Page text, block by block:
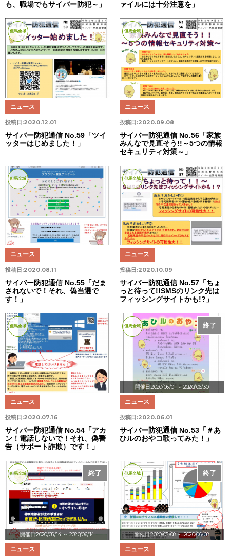
も、職場でもサイバー防犯～」 ァイルには十分注意を」
但馬全域
投稿日:2020.12.01
ニュース
サイバー防犯通信 No.59「ツイ
ッターはじめました！」
但馬全域
投稿日:2020.09.08
ニュース
サイバー防犯通信 No.56「家族
みんなで見直そう!!～5つの情報
セキュリティ対策～」
但馬全域
投稿日:2020.08.11
ニュース
サイバー防犯通信 No.55「だま
されないで！それ、偽当選で
す！」
但馬全域
投稿日:2020.10.09
ニュース
サイバー防犯通信 No.57「ちょ
っと待って!!SMSのリンク先は
フィッシングサイトかも!?」
但馬全域
投稿日:2020.07.16
ニュース
サイバー防犯通信 No.54「アカ
ン！電話しないで！それ、偽警
告（サポート詐欺）です！」
開催日:2020/06/01～ 2020/06/30
終了
但馬全域
投稿日:2020.06.01
ニュース
サイバー防犯通信 No.53「＃あ
ひルのおやコ歌ってみた！」
開催日:2020/05/14 ～ 2020/06/14
終了
但馬全域
ニュース
開催日:2020/05/08～ 2020/06/08
終了
但馬全域
ニュース